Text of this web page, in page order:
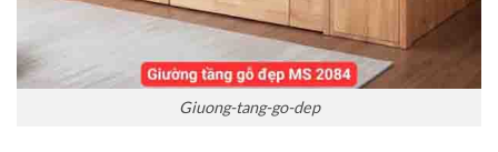
Giuong-tang-go-dep